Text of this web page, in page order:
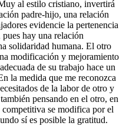
al estilo cristiano, invertirá
padre-hijo, una relación
evidencie la pertenencia
pues hay una relación
solidaridad humana. El otro
modificación y mejoramiento
de su trabajo hace un
la medida que me reconozca
de la labor de otro y
pensando en el otro, en
se modifica por el
sí es posible la gratitud.